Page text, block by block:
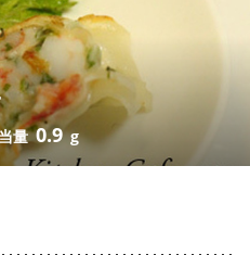
量0.9 g